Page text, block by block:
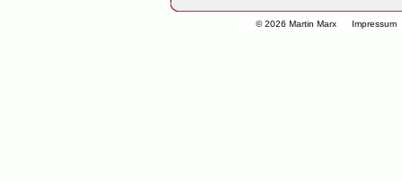
© 2026 Martin Marx Impressum